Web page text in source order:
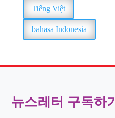
Tiếng Việt
bahasa Indonesia
뉴스레터 구독하기